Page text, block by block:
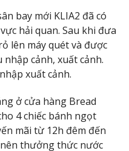
bay mới KLIA2 đã có
hải quan. Sau khi đưa
lên máy quét và được
cảnh, xuất cảnh.
xuất cảnh.
ở cửa hàng Bread
4 chiếc bánh ngọt
mãi từ 12h đêm đến
thưởng thức nước